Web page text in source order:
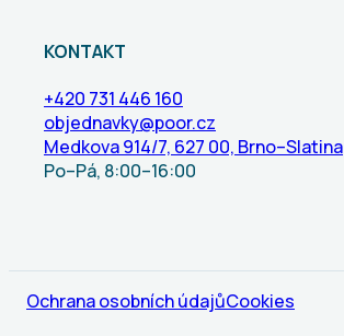
KONTAKT
+420 731 446 160
objednavky@poor.cz
Medkova 914/7, 627 00, Brno–Slatina
Po–Pá, 8:00–16:00
Ochrana osobních údajůCookies